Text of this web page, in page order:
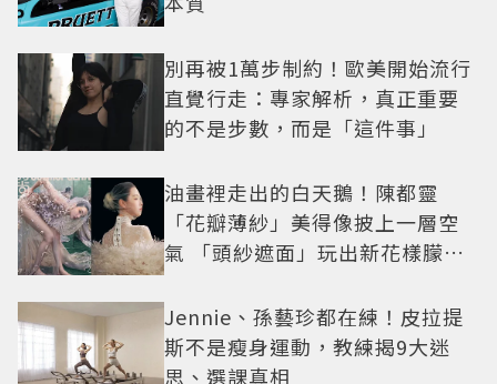
別再被1萬步制約！歐美開始流行
直覺行走：專家解析，真正重要
的不是步數，而是「這件事」
油畫裡走出的白天鵝！陳都靈
「花瓣薄紗」美得像披上一層空
氣 「頭紗遮面」玩出新花樣朦朧
Jennie、孫藝珍都在練！皮拉提
斯不是瘦身運動，教練揭9大迷
思、選課真相